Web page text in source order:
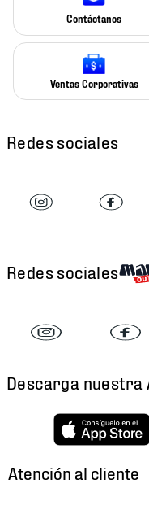
Contáctanos
Ventas Corporativas
Redes sociales
Redes sociales
Descarga nuestra
Atención al cliente